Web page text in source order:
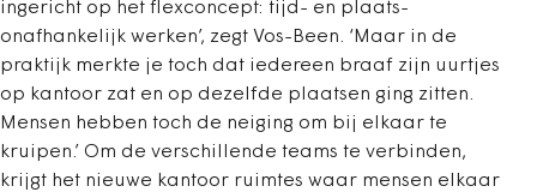
ingericht op het flexconcept: tijd- en plaats-
onafhankelijk werken’, zegt Vos-Been. ‘Maar in de
praktijk merkte je toch dat iedereen braaf zijn uurtjes
op kantoor zat en op dezelfde plaatsen ging zitten.
Mensen hebben toch de neiging om bij elkaar te
kruipen.’ Om de verschillende teams te verbinden,
krijgt het nieuwe kantoor ruimtes waar mensen elkaar